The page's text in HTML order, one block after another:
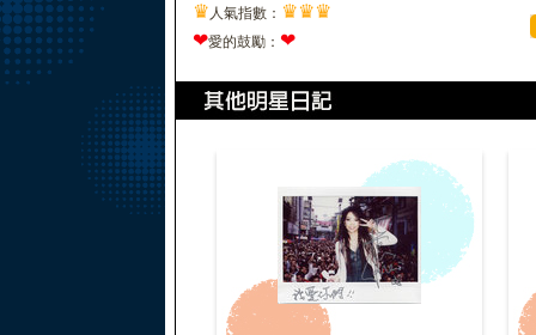
♛ 人氣指數： ♛♛♛
❤愛的鼓勵： ❤